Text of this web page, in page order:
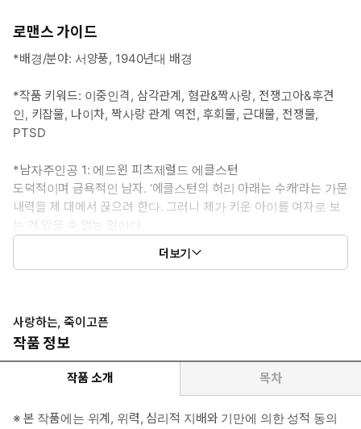
로맨스 가이드
*배경/분야: 서양풍, 1940년대 배경
*작품 키워드: 이중인격, 삼각관계, 혐관&짝사랑, 전쟁고아&후견
인, 키잡물, 나이차, 짝사랑 관계 역전, 후회물, 근대물, 전쟁물,
PTSD
*남자주인공 1: 에드윈 피츠제럴드 에클스턴
도덕적이며 금욕적인 남자. ‘에클스턴의 허리 아래는 수캐’라는 가문
내력을 제 대에서 끊으려 한다. 그러니 제가 키운 아이를 여자로 보
는 건 있을 수 없는 일이다.
군인으로선 적군 요인 암살의 숨겨진 주역. 그가 암살한 적이 머릿
속에서 다시 태어났다. 이중 인격 장애가 생긴 후 눈을 감았다가
그래도 그 아이를 여자로 보는 건 있을 수 없는 일이다.
#다정유죄남 #무심남>파워직진남
*여자주인공: 지젤 비숍(본명: 나탈리아 루드니크)
고국과 적국의 피가 섞여 멸시받는 소수 민족 출신인 전쟁고아. 산지
더보기
사랑하는, 죽이고픈
작품 정보
작품 소개 목차
※ 본 작품에는 위계, 위력, 심리적 지배와 기만에 의한 성적 동의